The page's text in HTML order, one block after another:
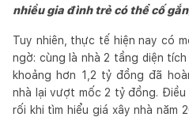
nhiều gia đình trẻ có thể cố
Tuy nhiên, thực tế hiện nay có
ngờ: cùng là nhà 2 tầng diện
khoảng hơn 1,2 tỷ đồng đã
nhà lại vượt mốc 2 tỷ đồng. Điều
rối khi tìm hiểu giá xây nhà năm